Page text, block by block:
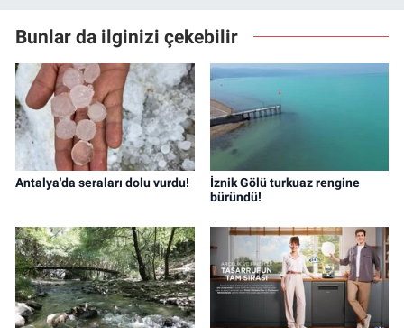
Bunlar da ilginizi çekebilir
Antalya'da seraları dolu vurdu!
İznik Gölü turkuaz rengine
büründü!